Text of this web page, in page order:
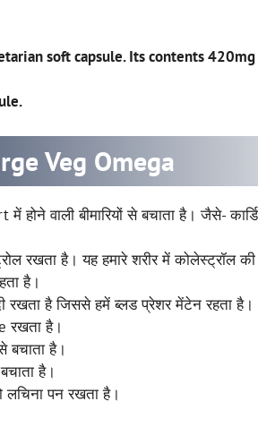
soft capsule. Its contents
Veg Omega
होने वाली बीमारियों से बचाता है। जैसे-
रखता है। यह हमारे शरीर में कोलेस्ट्रॉल की
है।
रखता है जिससे हमें ब्लड प्रेशर मेंटेन रहता है।
रखता है।
बचाता है।
है।
पन रखता है।